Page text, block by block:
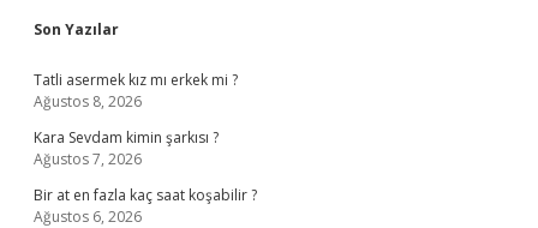
Sidebar
Son Yazılar
Tatli asermek kız mı erkek mi ?
Ağustos 8, 2026
Kara Sevdam kimin şarkısı ?
Ağustos 7, 2026
Bir at en fazla kaç saat koşabilir ?
Ağustos 6, 2026